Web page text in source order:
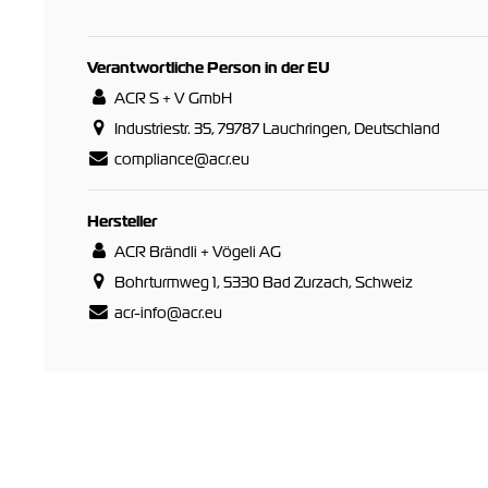
Verantwortliche Person in der EU
ACR S + V GmbH
Industriestr. 35, 79787 Lauchringen, Deutschland
compliance@acr.eu
Hersteller
ACR Brändli + Vögeli AG
Bohrturmweg 1, 5330 Bad Zurzach, Schweiz
acr-info@acr.eu